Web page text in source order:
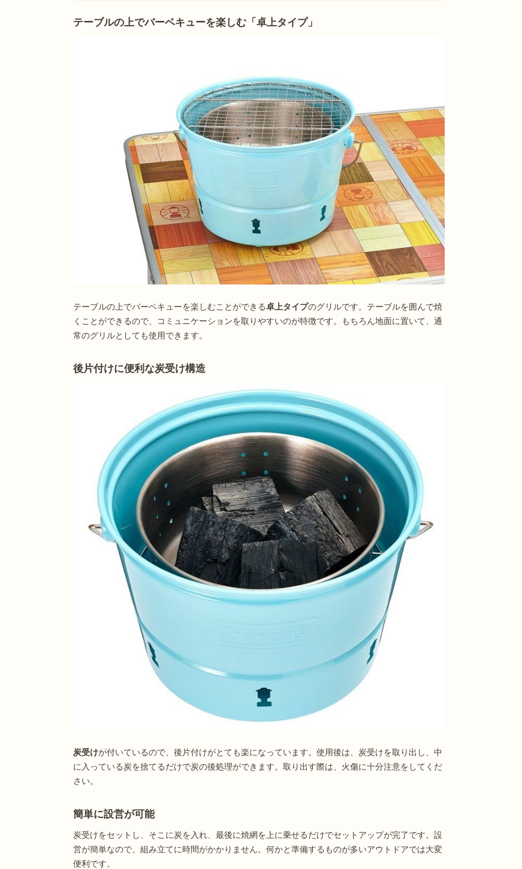
テーブルの上でバーベキューを楽しむ「卓上タイプ」
テーブルの上でバーベキューを楽しむことができる卓上タイプのグリルです。テーブルを囲んで焼
くことができるので、コミュニケーションを取りやすいのが特徴です。もちろん地面に置いて、通
常のグリルとしても使用できます。
後片付けに便利な炭受け構造
炭受けが付いているので、後片付けがとても楽になっています。使用後は、炭受けを取り出し、中
に入っている炭を捨てるだけで炭の後処理ができます。取り出す際は、火傷に十分注意をしてくだ
さい。
簡単に設営が可能
炭受けをセットし、そこに炭を入れ、最後に焼網を上に乗せるだけでセットアップが完了です。設
営が簡単なので、組み立てに時間がかかりません。何かと準備するものが多いアウトドアでは大変
便利です。